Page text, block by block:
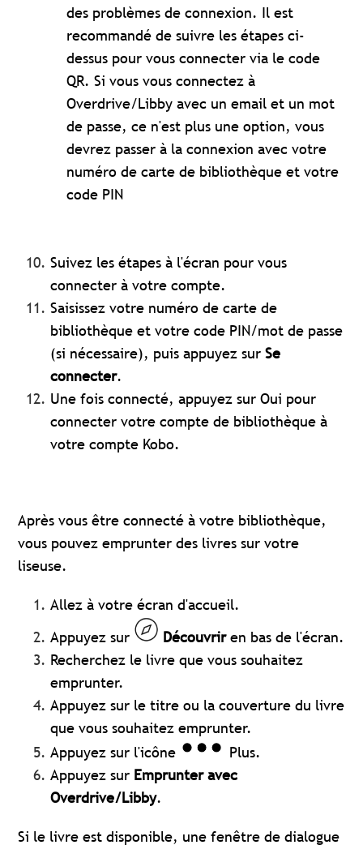
des problèmes de connexion. Il est
recommandé de suivre les étapes ci-
dessus pour vous connecter via le code
QR.Si vous vous connectez à
Overdrive/Libby avec un email et un mot
de passe, ce n'est plus une option, vous
devrez passer à la connexion avec votre
numéro de carte de bibliothèque et votre
code PIN
Suivez les étapes à l'écran pour vous
connecter à votre compte.
Saisissez votre numéro de carte de
bibliothèque et votre code PIN/mot de passe
(si nécessaire), puis appuyez surSe
connecter.
Une fois connecté, appuyez sur Oui pour
connecter votre compte de bibliothèque à
votre compte Kobo.
Après vous être connecté à votre bibliothèque,
vous pouvez emprunter des livres sur votre
liseuse.
Allez à votre écran d'accueil.
Appuyez sur
Découvriren bas de l'écran.
Recherchez le livre que vous souhaitez
emprunter.
Appuyez sur le titre ou la couverture du livre
que vous souhaitez emprunter.
Appuyez sur l'icône
Plus.
Appuyez sur Emprunter avec
Overdrive/Libby.
Si le livre est disponible, une fenêtre de dialogue